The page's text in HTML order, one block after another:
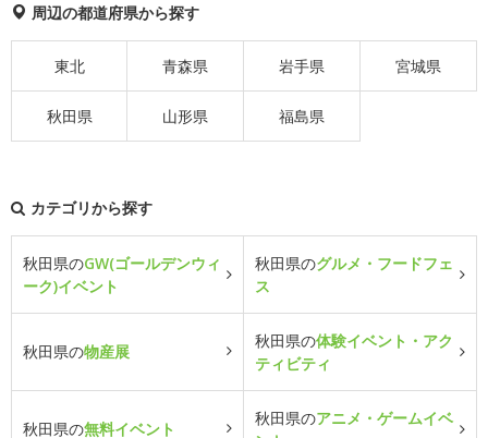
周辺の都道府県から探す
東北 青森県 岩手県 宮城県
秋田県 山形県 福島県
カテゴリから探す
秋田県のGW(ゴールデンウィ
ーク)イベント
秋田県のグルメ・フードフェ
ス
秋田県の物産展
秋田県の体験イベント・アク
ティビティ
秋田県の無料イベント
秋田県のアニメ・ゲームイベ